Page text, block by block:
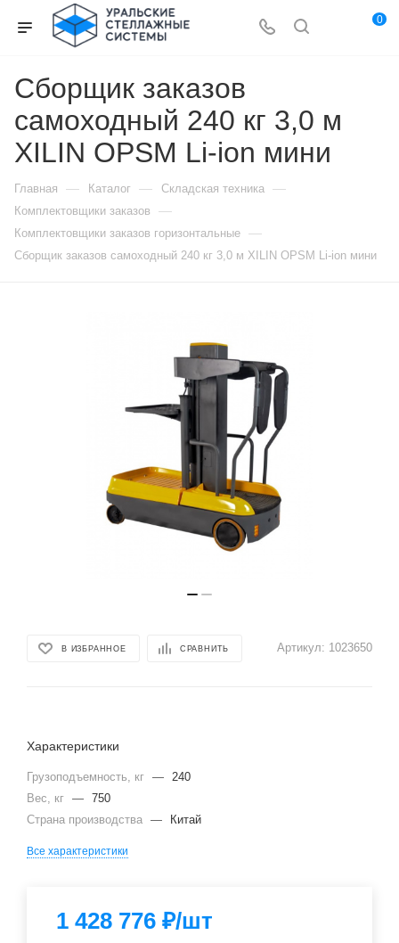
0
Сборщик заказов
самоходный 240 кг 3,0 м
XILIN OPSM Li-ion мини
Главная — Каталог — Складская техника —
Комплектовщики заказов —
Комплектовщики заказов горизонтальные —
Сборщик заказов самоходный 240 кг 3,0 м XILIN OPSM Li-ion мини
В ИЗБРАННОЕ СРАВНИТЬ Артикул: 1023650
Характеристики
Грузоподъемность, кг — 240
Вес, кг — 750
Страна производства — Китай
Все характеристики
1 428 776 ₽/шт